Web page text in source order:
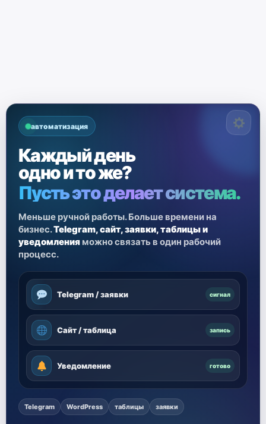
автоматизация
Каждый день
одно и то же?
Пусть это делает система.
Меньше ручной работы. Больше времени на
бизнес.Telegram, сайт, заявки, таблицы и
уведомления можно связать в один рабочий
процесс.
Telegram / заявки сигнал
Сайт / таблица запись
Уведомление готово
Telegram WordPress таблицы заявки